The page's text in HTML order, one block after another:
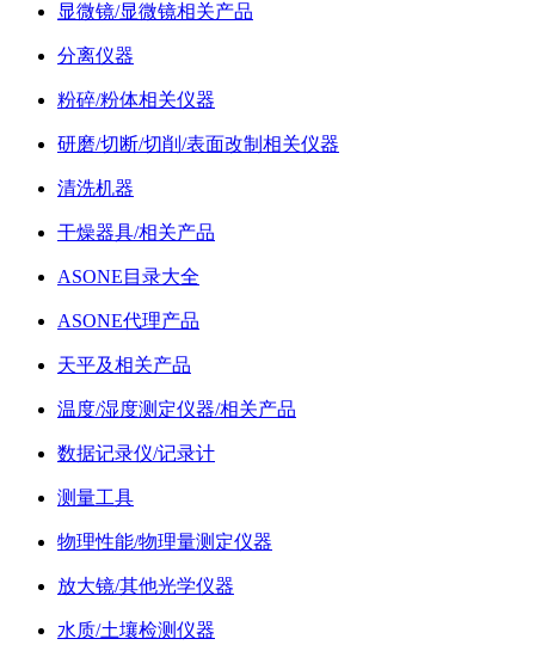
显微镜/显微镜相关产品
分离仪器
粉碎/粉体相关仪器
研磨/切断/切削/表面改制相关仪器
清洗机器
干燥器具/相关产品
ASONE目录大全
ASONE代理产品
天平及相关产品
温度/湿度测定仪器/相关产品
数据记录仪/记录计
测量工具
物理性能/物理量测定仪器
放大镜/其他光学仪器
水质/土壤检测仪器